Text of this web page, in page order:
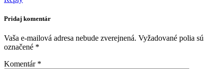
Pridaj komentár
Vaša e-mailová adresa nebude zverejnená. Vyžadované polia sú
označené *
Komentár *